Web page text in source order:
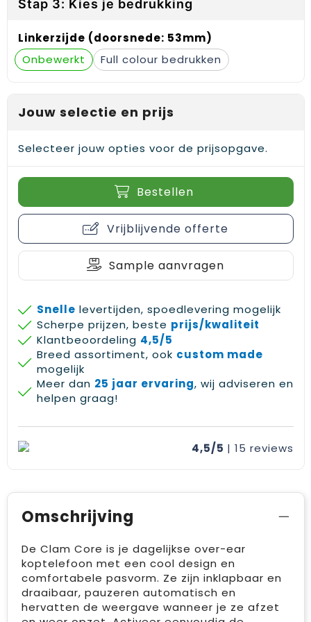
Gehoorbescherming
Schoenentassen
Schoudertassen
Sporttassen
Strandtassen
Waterbestendige tassen
Reistassensets
Medailles en prijzen
Nekwarmers
Hoofdbanden
Caps, hoeden en mutsen
Stap 3: Kies je bedrukking
Linkerzijde (doorsnede: 53mm)
Onbewerkt
Full colour
Jouw selectie en prijs
Selecteer jouw opties voor de prijsopgave.
Bestellen
Vrijblijvende offerte
Sample aanvragen
Snelle levertijden, spoedlevering mogelijk
Scherpe prijzen, beste prijs/kwaliteit
Klantbeoordeling 4,5/5
Breed assortiment, ook custom made
mogelijk
Meer dan 25 jaar ervaring, wij adviseren en
helpen graag!
4,5/5 | 15 reviews
Omschrijving
De Clam Core is je dagelijkse over-ear
koptelefoon met een cool design en
comfortabele pasvorm. Ze zijn inklapbaar en
draaibaar, pauzeren automatisch en
hervatten de weergave wanneer je ze afzet